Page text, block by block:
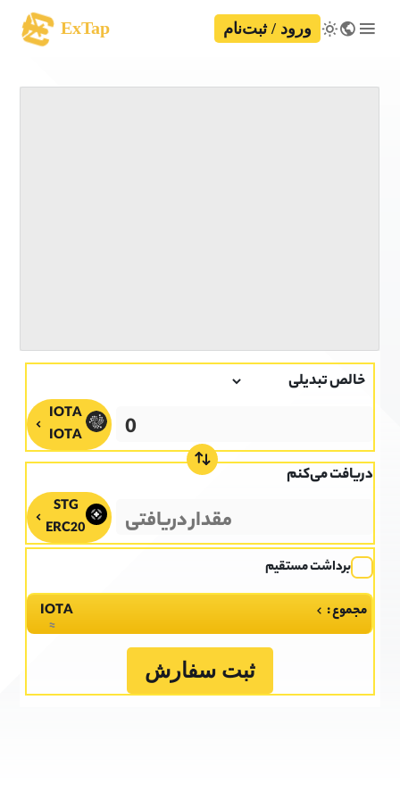
ExTap ورود / ثبت‌نام
IOTA
دریافت می‌کنم
ERC20
برداشت مستقیم
مجموع : IOTA
≈
ثبت سفارش